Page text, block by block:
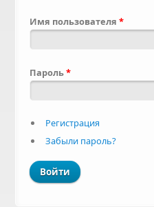
Имя пользователя *
Пароль*
Регистрация
Забыли пароль?